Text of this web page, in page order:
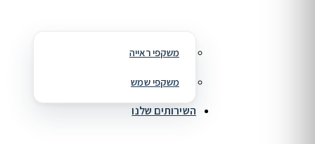
משקפי ראייה
משקפי שמש
השירותים שלנו